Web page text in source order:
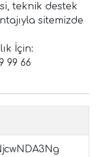
teknik destek
sitemizde
İçin:
99 66